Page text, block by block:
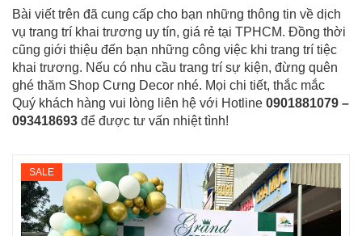
Bài viết trên đã cung cấp cho bạn những thông tin về dịch
vụ trang trí khai trương uy tín, giá rẻ tại TPHCM. Đồng thời
cũng giới thiệu đến bạn những công việc khi trang trí tiệc
khai trương. Nếu có nhu cầu trang trí sự kiện, đừng quên
ghé thăm Shop Cưng Decor nhé. Mọi chi tiết, thắc mắc
Quý khách hàng vui lòng liên hệ với Hotline 0901881079 –
093418693 để được tư vấn nhiệt tình!
SALE